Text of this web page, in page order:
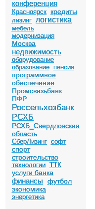
конференция
Красноярск кредиты
лизинг логистика
мебель
модернизация
Москва
недвижимость
оборудование
образование пенсия
программное
обеспечение
Промсвязьбанк
ПФР
Россельхозбанк
РСХБ
РСХБ_Свердловская
область
СберЛизинг софт
спорт
строительство
технологии ТТК
услуги банка
финансы
футбол
экономика
энергетика